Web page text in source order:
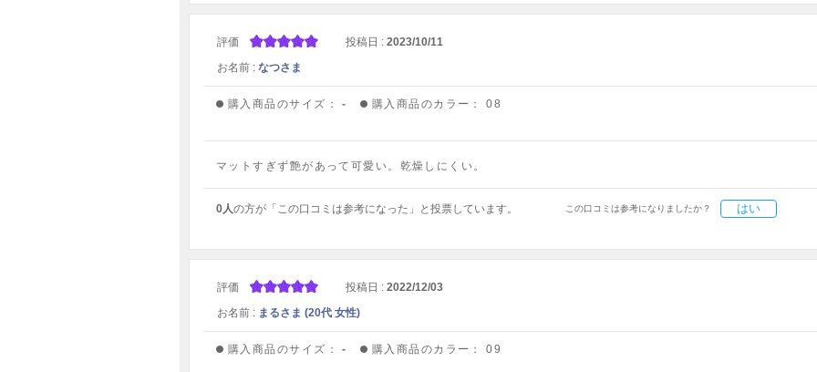
評価 投稿日 : 2023/10/11
お名前 : なつさま
購入商品のサイズ： - 購入商品のカラー： 08
マットすぎず艶があって可愛い。乾燥しにくい。
この口コミは参考になりましたか？ はい
0人の方が「この口コミは参考になった」と投票しています。
評価 投稿日 : 2022/12/03
お名前 : まるさま (20代 女性)
購入商品のサイズ： - 購入商品のカラー： 09